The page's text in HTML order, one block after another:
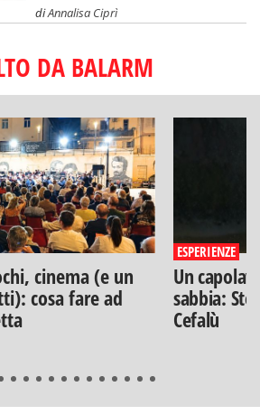
diAnnalisa Ciprì
DA BALARM
cinema (e un
cosa fare ad
ESPERIENZE
Un
sabbia:
Cefalù